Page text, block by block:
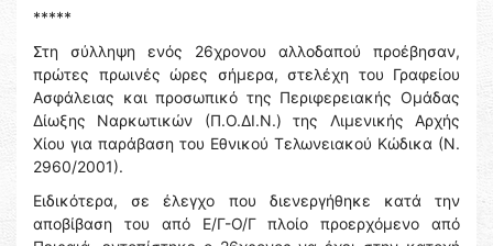
*****
Στη σύλληψη ενός 26χρονου αλλοδαπού προέβησαν,
πρώτες πρωινές ώρες σήμερα, στελέχη του Γραφείου
Ασφάλειας και προσωπικό της Περιφερειακής Ομάδας
Δίωξης Ναρκωτικών (Π.Ο.ΔΙ.Ν.) της Λιμενικής Αρχής
Χίου για παράβαση του Εθνικού Τελωνειακού Κώδικα (Ν.
2960/2001).
Ειδικότερα, σε έλεγχο που διενεργήθηκε κατά την
αποβίβαση του από Ε/Γ-Ο/Γ πλοίο προερχόμενο από